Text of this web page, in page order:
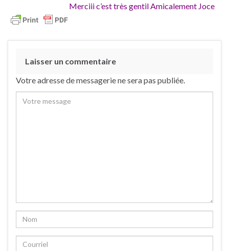
Merciii c’est très gentil Amicalement Joce
Laisser un commentaire
Votre adresse de messagerie ne sera pas publiée.